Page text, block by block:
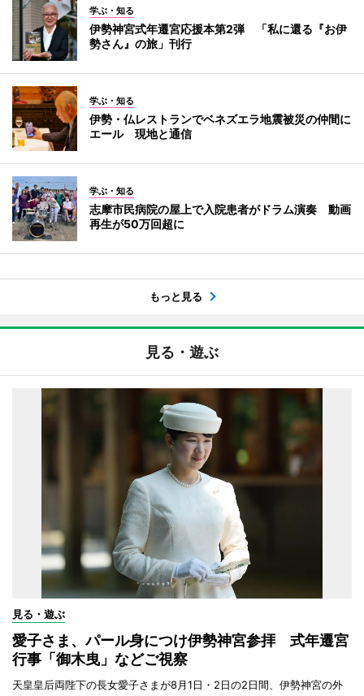
学ぶ・知る
伊勢神宮式年遷宮応援本第2弾 「私に還る『お伊
勢さん』の旅」刊行
学ぶ・知る
伊勢・仏レストランでベネズエラ地震被災の仲間に
エール 現地と通信
学ぶ・知る
志摩市民病院の屋上で入院患者がドラム演奏 動画
再生が50万回超に
もっと見る
見る・遊ぶ
見る・遊ぶ
愛子さま、パール身につけ伊勢神宮参拝 式年遷宮
行事「御木曳」などご視察
天皇皇后両陛下の長女愛子さまが8月1日・2日の2日間、伊勢神宮の外